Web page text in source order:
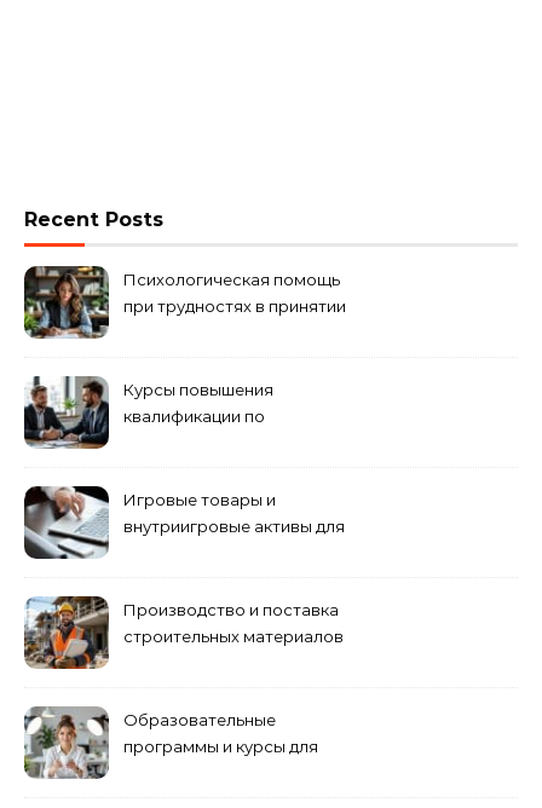
Recent Posts
Психологическая помощь
при трудностях в принятии
Курсы повышения
квалификации по
Игровые товары и
внутриигровые активы для
приобретения
Производство и поставка
строительных материалов
Образовательные
программы и курсы для